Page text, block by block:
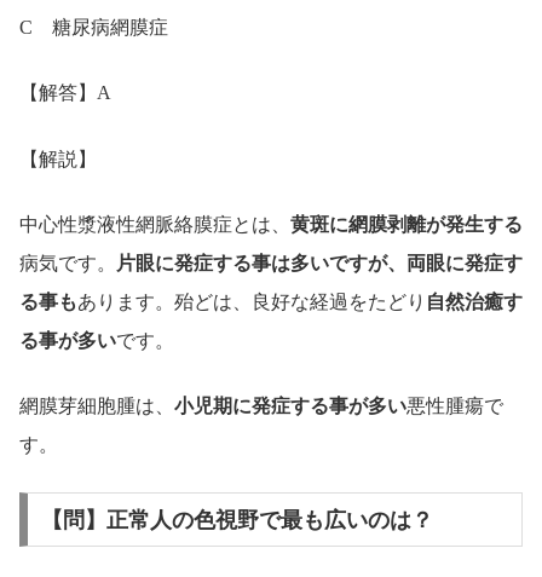
C 糖尿病網膜症
【解答】A
【解説】
中心性漿液性網脈絡膜症とは、 黄斑に網膜剥離が発生する
病気です。
片眼に発症する事は多いですが、両眼に発症す
る事もあります。殆どは、良好な経過をたどり 自然治癒す
る事が多いです。
網膜芽細胞腫は、 小児期に発症する事が多い悪性腫瘍で
す。
【問】正常人の色視野で最も広いのは？